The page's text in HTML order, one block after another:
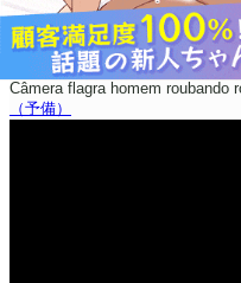
Câmera flagra homem roubando
（予備）